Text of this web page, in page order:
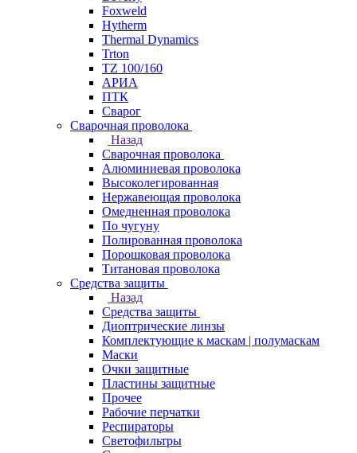
Foxweld
Hytherm
Thermal Dynamics
Trton
TZ 100/160
АРИА
ПТК
Сварог
Сварочная проволока
Назад
Сварочная проволока
Алюминиевая проволока
Высоколегированная
Нержавеющая проволока
Омедненная проволока
По чугуну
Полированная проволока
Порошковая проволока
Титановая проволока
Средства защиты
Назад
Средства защиты
Диоптрические линзы
Комплектующие к маскам | полумаскам
Маски
Очки защитные
Пластины защитные
Прочее
Рабочие перчатки
Респираторы
Светофильтры